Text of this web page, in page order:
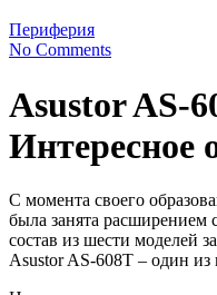
Периферия
No Comments
Asustor AS-
Интересное
С момента своего
была занята
состав из шести моделей
Asustor AS-608T – один из